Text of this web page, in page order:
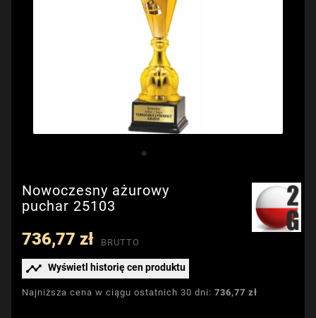
Nowoczesny ażurowy
puchar 25103
736,77 zł BRUTTO
 Wyświetl historię cen produktu
Najniższa cena w ciągu ostatnich 30 dni: 736,77 zł